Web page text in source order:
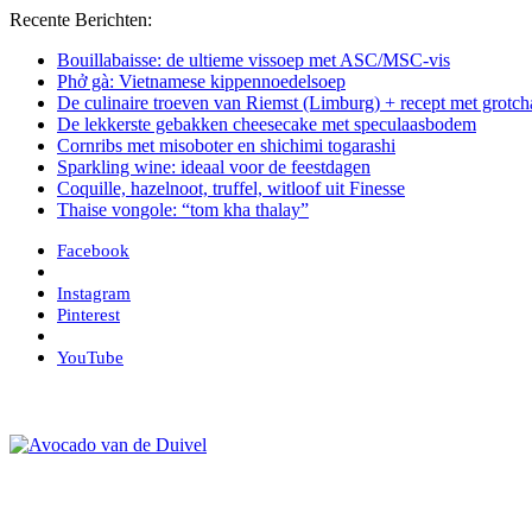
Recente Berichten:
Bouillabaisse: de ultieme vissoep met ASC/MSC-vis
Phở gà: Vietnamese kippennoedelsoep
De culinaire troeven van Riemst (Limburg) + recept met
De lekkerste gebakken cheesecake met speculaasbodem
Cornribs met misoboter en shichimi togarashi
Sparkling wine: ideaal voor de feestdagen
Coquille, hazelnoot, truffel, witloof uit Finesse
Thaise vongole: “tom kha thalay”
Facebook
Instagram
Pinterest
YouTube